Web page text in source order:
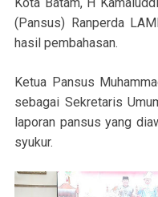
(Pansus) Ranperda
hasil pembahasan.
Ketua Pansus
sebagai Sekretaris
laporan pansus yang
syukur.